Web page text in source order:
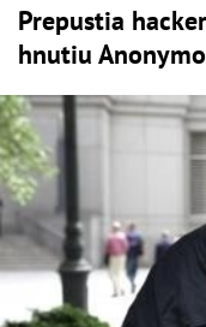
Prepustia
hnutiu